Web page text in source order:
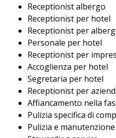
Receptionist albergo
Receptionist per hotel
Receptionist per
Personale per hotel
Receptionist per
Accoglienza per hotel
Segretaria per hotel
Receptionist per
Affiancamento nella
Pulizia specifica di
Pulizia e